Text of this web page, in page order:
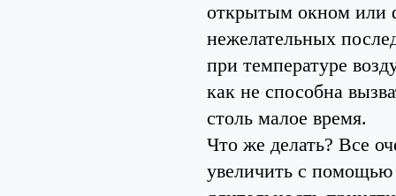
открытым окном или
нежелательных
при температуре
как не способна
столь малое время.
Что же делать? Все
увеличить с помощью